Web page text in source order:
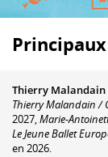
Thierry Malandain
Thierry Malandain /
2027,Marie-
Le Jeune Ballet
en 2026.